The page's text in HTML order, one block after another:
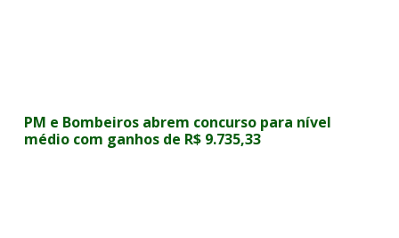
PM e Bombeiros abrem concurso para nível
médio com ganhos de R$ 9.735,33